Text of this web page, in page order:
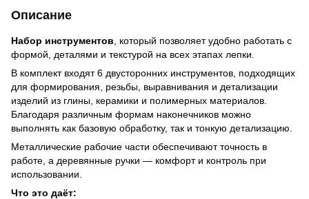
Описание
Набор инструментов , который позволяет удобно работать с
формой, деталями и текстурой на всех этапах лепки.
В комплект входят 6 двусторонних инструментов, подходящих
для формирования, резьбы, выравнивания и детализации
изделий из глины, керамики и полимерных материалов.
Благодаря различным формам наконечников можно
выполнять как базовую обработку, так и тонкую детализацию.
Металлические рабочие части обеспечивают точность в
работе, а деревянные ручки — комфорт и контроль при
использовании.
Что это даёт: